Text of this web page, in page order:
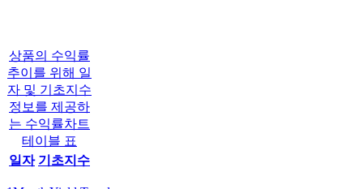
상품의 수익률
추이를 위해 일
자 및 기초지수
정보를 제공하
는 수익률차트
테이블 표
일자 기초지수